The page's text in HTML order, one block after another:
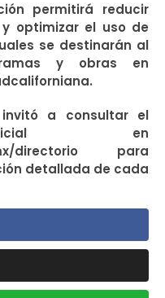
permitirá reducir
optimizar el uso de
se destinarán al
y obras en
a consultar el
en
directorio para
detallada de cada